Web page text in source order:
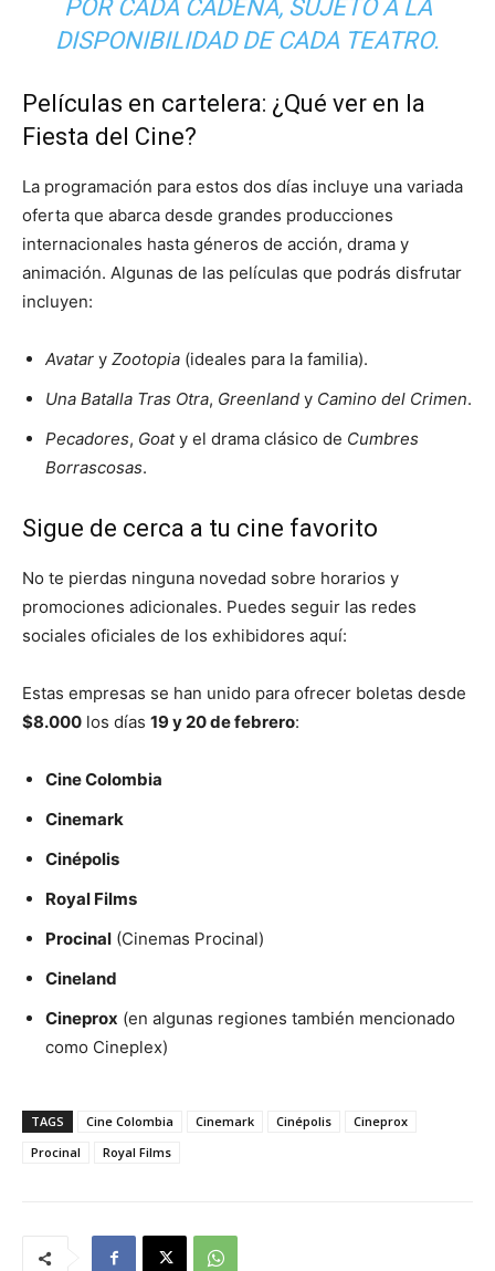
POR CADA CADENA, SUJETO A LA
DISPONIBILIDAD DE CADA TEATRO.
Películas en cartelera: ¿Qué ver en la
Fiesta del Cine?
La programación para estos dos días incluye una variada
oferta que abarca desde grandes producciones
internacionales hasta géneros de acción, drama y
animación. Algunas de las películas que podrás disfrutar
incluyen:
Avatar y Zootopia (ideales para la familia).
Una Batalla Tras Otra, Greenland y Camino del Crimen.
Pecadores, Goaty el drama clásico de Cumbres
Borrascosas.
Sigue de cerca a tu cine favorito
No te pierdas ninguna novedad sobre horarios y
promociones adicionales. Puedes seguir las redes
sociales oficiales de los exhibidores aquí:
Estas empresas se han unido para ofrecer boletas desde
$8.000 los días 19 y 20 de febrero:
Cine Colombia
Cinemark
Cinépolis
Royal Films
Procinal (Cinemas Procinal)
Cineland
Cineprox (en algunas regiones también mencionado
como Cineplex)
TAGS Cine Colombia Cinemark Cinépolis
Cineprox
Procinal
Royal Films